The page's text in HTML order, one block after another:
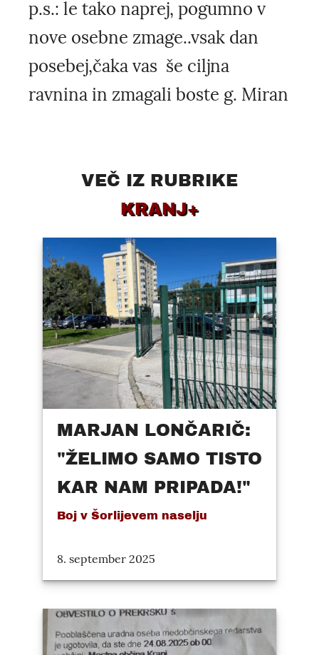
p.s.: le tako naprej, pogumno v
nove osebne zmage..vsak dan
posebej,čaka vas še ciljna
ravnina in zmagali boste g. Miran
VEČ IZ RUBRIKE
KRANJ+
MARJAN LONČARIČ:
"ŽELIMO SAMO TISTO
KAR NAM PRIPADA!"
Boj v Šorlijevem naselju
8. september 2025